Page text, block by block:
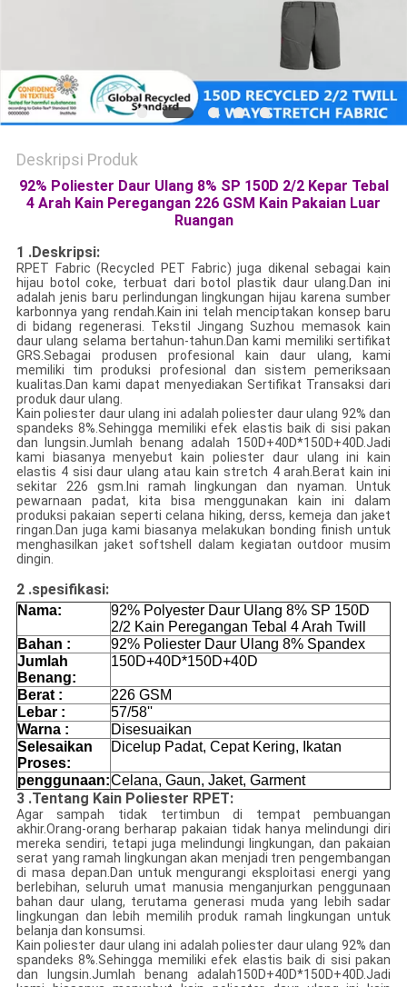
Deskripsi Produk
92% Poliester Daur Ulang 8% SP 150D 2/2 Kepar Tebal
4 Arah Kain Peregangan 226 GSM Kain Pakaian Luar
Ruangan
1 .Deskripsi:
RPET Fabric (Recycled PET Fabric) juga dikenal sebagai kain
hijau botol coke, terbuat dari botol plastik daur ulang.Dan ini
adalah jenis baru perlindungan lingkungan hijau karena sumber
karbonnya yang rendah.Kain ini telah menciptakan konsep baru
di bidang regenerasi. Tekstil Jingang Suzhou memasok kain
daur ulang selama bertahun-tahun.Dan kami memiliki sertifikat
GRS.Sebagai produsen profesional kain daur ulang, kami
memiliki tim produksi profesional dan sistem pemeriksaan
kualitas.Dan kami dapat menyediakan Sertifikat Transaksi dari
produk daur ulang.
Kain poliester daur ulang ini adalah poliester daur ulang 92% dan
spandeks 8%.Sehingga memiliki efek elastis baik di sisi pakan
dan lungsin.Jumlah benang adalah 150D+40D*150D+40D.Jadi
kami biasanya menyebut kain poliester daur ulang ini kain
elastis 4 sisi daur ulang atau kain stretch 4 arah.Berat kain ini
sekitar 226 gsm.Ini ramah lingkungan dan nyaman. Untuk
pewarnaan padat, kita bisa menggunakan kain ini dalam
produksi pakaian seperti celana hiking, derss, kemeja dan jaket
ringan.Dan juga kami biasanya melakukan bonding finish untuk
menghasilkan jaket softshell dalam kegiatan outdoor musim
dingin.
2 .spesifikasi:
Nama:
92% Polyester Daur Ulang 8% SP 150D
2/2 Kain Peregangan Tebal 4 Arah Twill
Bahan :
92% Poliester Daur Ulang 8% Spandex
Jumlah
Benang:
150D+40D*150D+40D
Berat :
226 GSM
Lebar :
57/58''
Warna :
Disesuaikan
Selesaikan
Proses:
Dicelup Padat, Cepat Kering, Ikatan
penggunaan:Celana, Gaun, Jaket, Garment
3 .Tentang Kain Poliester RPET:
Agar sampah tidak tertimbun di tempat pembuangan
akhir.Orang-orang berharap pakaian tidak hanya melindungi diri
mereka sendiri, tetapi juga melindungi lingkungan, dan pakaian
serat yang ramah lingkungan akan menjadi tren pengembangan
di masa depan.Dan untuk mengurangi eksploitasi energi yang
berlebihan, seluruh umat manusia menganjurkan penggunaan
bahan daur ulang, terutama generasi muda yang lebih sadar
lingkungan dan lebih memilih produk ramah lingkungan untuk
belanja dan konsumsi.
Kain poliester daur ulang ini adalah poliester daur ulang 92% dan
spandeks 8%.Sehingga memiliki efek elastis baik di sisi pakan
dan lungsin.Jumlah benang adalah150D+40D*150D+40D.Jadi